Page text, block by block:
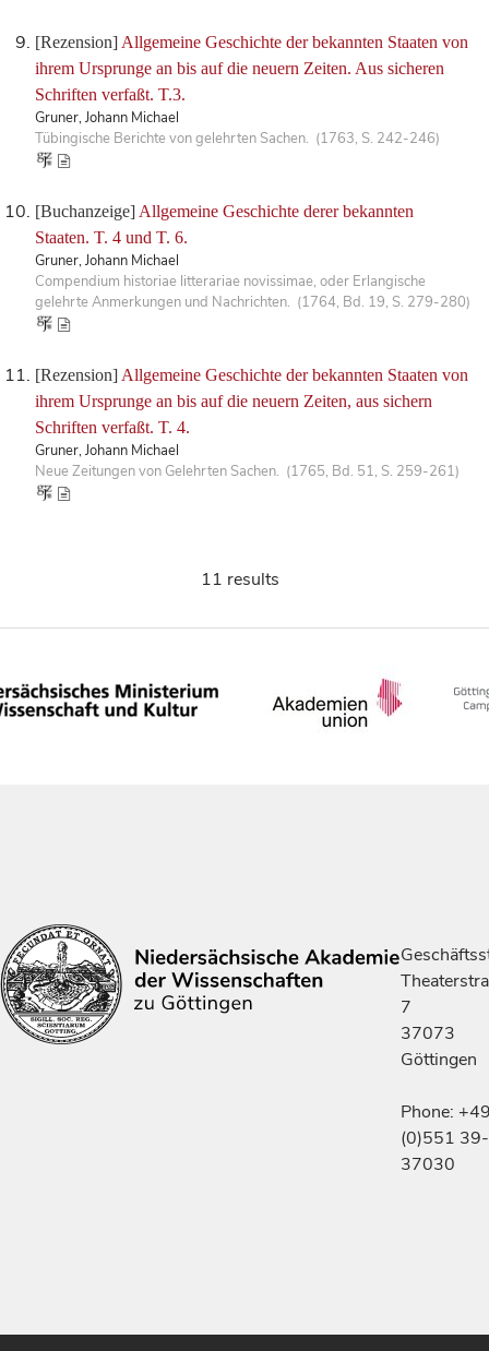
[Rezension] Allgemeine Geschichte der bekannten Staaten von
ihrem Ursprunge an bis auf die neuern Zeiten. Aus sicheren
Schriften verfaßt. T.3.
Gruner, Johann Michael
Tübingische Berichte von gelehrten Sachen. (1763, S. 242-246)
[Buchanzeige] Allgemeine Geschichte derer bekannten
Staaten. T. 4 und T. 6.
Gruner, Johann Michael
Compendium historiae litterariae novissimae, oder Erlangische
gelehrte Anmerkungen und Nachrichten. (1764, Bd. 19, S. 279-280)
[Rezension] Allgemeine Geschichte der bekannten Staaten von
ihrem Ursprunge an bis auf die neuern Zeiten, aus sichern
Schriften verfaßt. T. 4.
Gruner, Johann Michael
Neue Zeitungen von Gelehrten Sachen. (1765, Bd. 51, S. 259-261)
11 results
7
37073
Göttingen
Phone:
(0)551 39-
37030